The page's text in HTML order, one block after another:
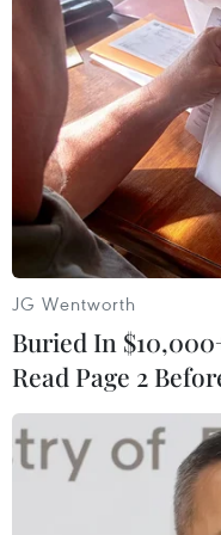
Theo dõi VietnamPlus
TIN LIÊN QUAN
JG Wentworth
Buried In
Read Page 2